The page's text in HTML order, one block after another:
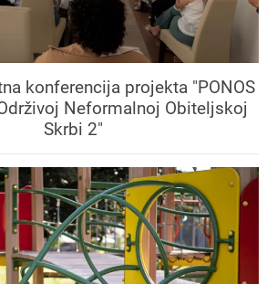
konferencija projekta "PONOS
Neformalnoj Obiteljskoj
Skrbi 2"